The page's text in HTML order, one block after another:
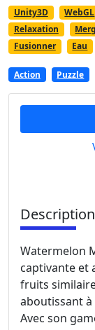
Unity3D WebGL
Relaxation
Fusionner
Eau
Action Puzzle
Description
Watermelon
captivante et
fruits
aboutissant
Avec son